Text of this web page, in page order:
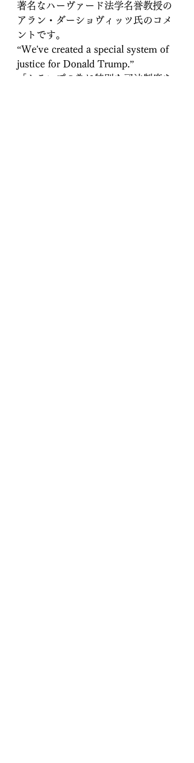
著名なハーヴァード法学名誉教授の
アラン・ダーショヴィッツ氏のコメ
ントです。
“We've created a special system of
justice for Donald Trump.”
「トランプの為に特別な司法制度を